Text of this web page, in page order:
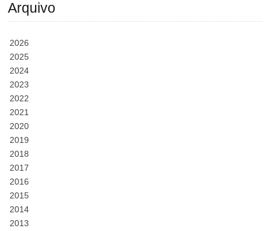
Arquivo
2026
2025
2024
2023
2022
2021
2020
2019
2018
2017
2016
2015
2014
2013